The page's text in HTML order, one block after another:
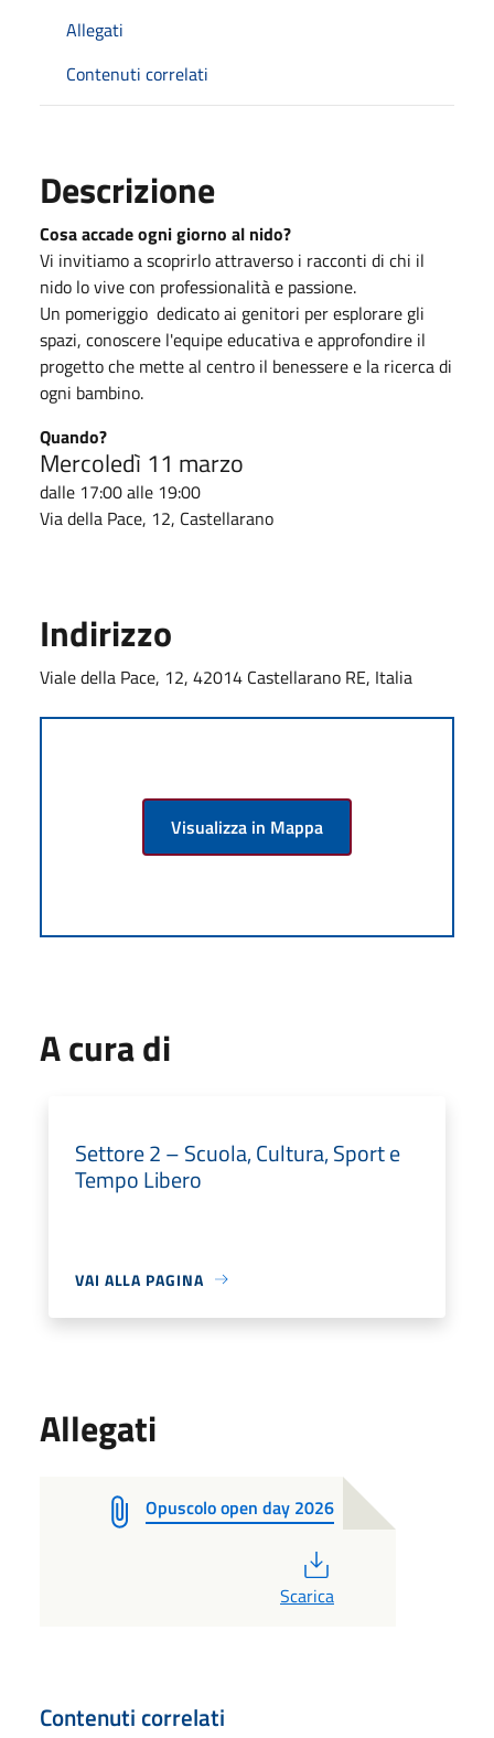
Allegati
Contenuti correlati
Descrizione
Cosa accade ogni giorno al nido?
Vi invitiamo a scoprirlo attraverso i racconti di chi il
nido lo vive con professionalità e passione.
Un pomeriggio dedicato ai genitori per esplorare gli
spazi, conoscere l'equipe educativa e approfondire il
progetto che mette al centro il benessere e la ricerca di
ogni bambino.
Quando?
Mercoledì 11 marzo
dalle 17:00 alle 19:00
Via della Pace, 12, Castellarano
Indirizzo
Viale della Pace, 12, 42014 Castellarano RE, Italia
Visualizza in Mappa
A cura di
Settore 2 – Scuola, Cultura, Sport e
Tempo Libero
VAI ALLA PAGINA
Allegati
Opuscolo open day 2026
Scarica
Contenuti correlati